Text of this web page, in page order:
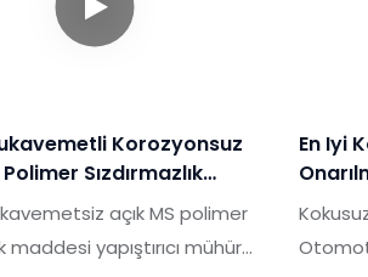
bir üne sahiptir.Shuode,
kusurlarını özetler ve
Maskesi için Yüksek
Maddesi İhtiyaçlarınıza göre
Korozyonsuz
Sızdırmazlık
Sızdırmazlık
Kristal Sızdırmazlık
Yapıştırıcı
açık MS polimer
maddesi yapıştırıcı mühür
En Iyi